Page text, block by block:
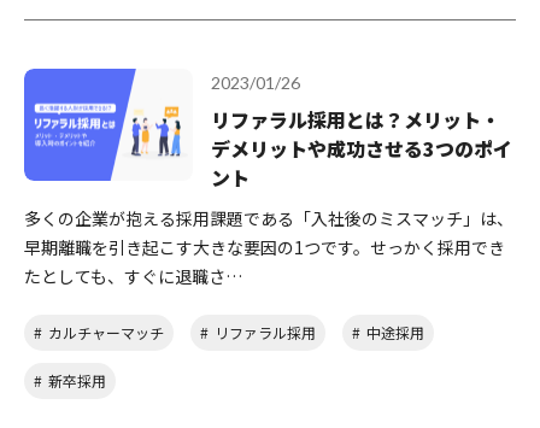
2023/01/26
リファラル採用とは？メリット・
デメリットや成功させる3つのポイ
ント
多くの企業が抱える採用課題である「入社後のミスマッチ」は、
早期離職を引き起こす大きな要因の1つです。せっかく採用でき
たとしても、すぐに退職さ…
カルチャーマッチ リファラル採用 中途採用
新卒採用